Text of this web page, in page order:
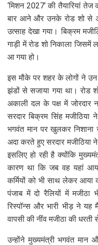
‘मिशन 2027’ की तैयारियां
बार आने और उनके रोड शो से
उत्साह देखा गया। बिक्रम
गाड़ी में रोड शो निकाला जिसमें
आ गया हो।
इस मौके पर शहर के लोगों ने उन
झंडों से सजाया गया था। रोड
अकाली दल के पक्ष में जोरदार
सरदार बिक्रम सिंह मजीठिया
भगवंत मान पर खुलकर
अदा करते हुए सरदार मजीठिया
इसलिए हो रही है क्योंकि
कारण था कि जब वह यहां
कर्मियों को भी साथ लेकर
पंजाब में दो रैलियों में
रिस्पॉन्स और भारी भीड़ ने
वापसी की नींव मजीठा की
उन्होंने मुख्यमंत्री भगवंत मान